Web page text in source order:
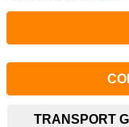
TRANSPORT